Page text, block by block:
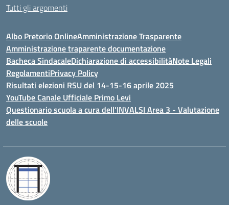
Tutti gli argomenti
Albo Pretorio OnlineAmministrazione Trasparente
Amministrazione traparente documentazione
Bacheca SindacaleDichiarazione di accessibilitàNote Legali
RegolamentiPrivacy Policy
Risultati elezioni RSU del 14-15-16 aprile 2025
YouTube Canale Ufficiale Primo Levi
Questionario scuola a cura dell'INVALSI Area 3 - Valutazione
delle scuole